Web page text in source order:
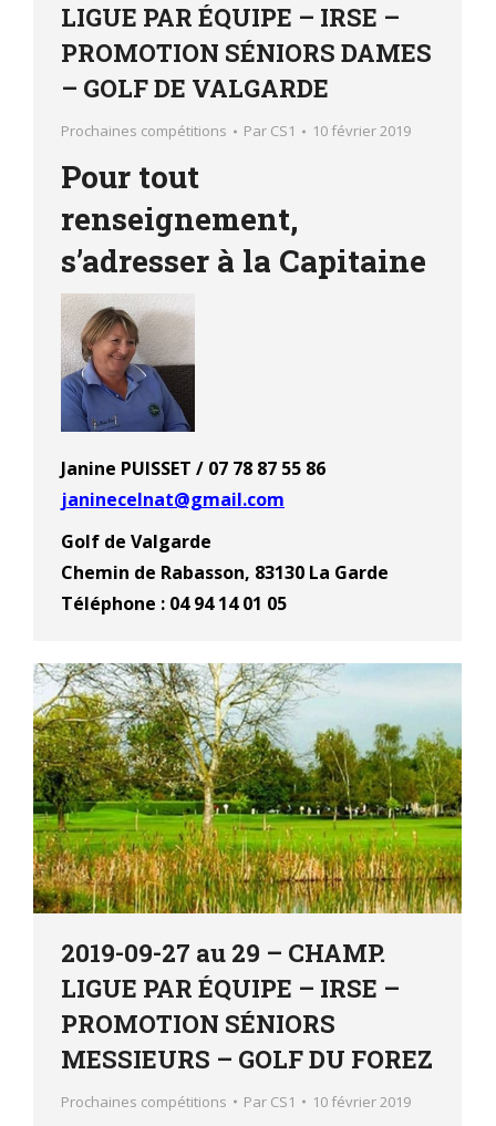
LIGUE PAR ÉQUIPE – IRSE –
PROMOTION SÉNIORS DAMES
– GOLF DE VALGARDE
Prochaines compétitions Par CS1 10 février 2019
Pour tout
renseignement,
s’adresser à la Capitaine
Janine PUISSET / 07 78 87 55 86
janinecelnat@gmail.com
Golf de Valgarde
Chemin de Rabasson, 83130 La Garde
Téléphone : 04 94 14 01 05
2019-09-27 au 29 – CHAMP.
LIGUE PAR ÉQUIPE – IRSE –
PROMOTION SÉNIORS
MESSIEURS – GOLF DU FOREZ
Prochaines compétitions Par CS1 10 février 2019